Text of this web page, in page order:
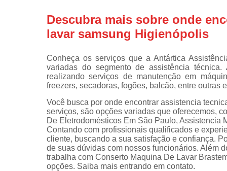
máquinas
lavar roupa
lava e
de fogão
em freezer
Descubra mais sobre onde
lavar samsung Higienópolis
Conheça os serviços que a Antártica
variadas do segmento de assistência
realizando serviços de manutenção em
freezers, secadoras, fogões, balcão, entre outras
Você busca por onde encontrar assistencia
serviços, são opções variadas que oferecemos,
De Eletrodomésticos Em São Paulo, Assistencia
Contando com profissionais qualificados e
cliente, buscando a sua satisfação e confiança.
de suas dúvidas com nossos funcionários. Além
trabalha com Conserto Maquina De Lavar
opções. Saiba mais entrando em contato.